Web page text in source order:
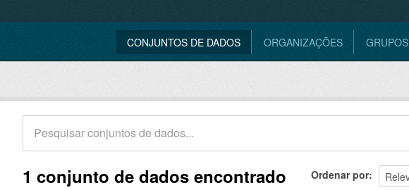
CONJUNTOS DE DADOS ORGANIZAÇÕES GRUPOS
Ordenar por
1 conjunto de dados encontrado